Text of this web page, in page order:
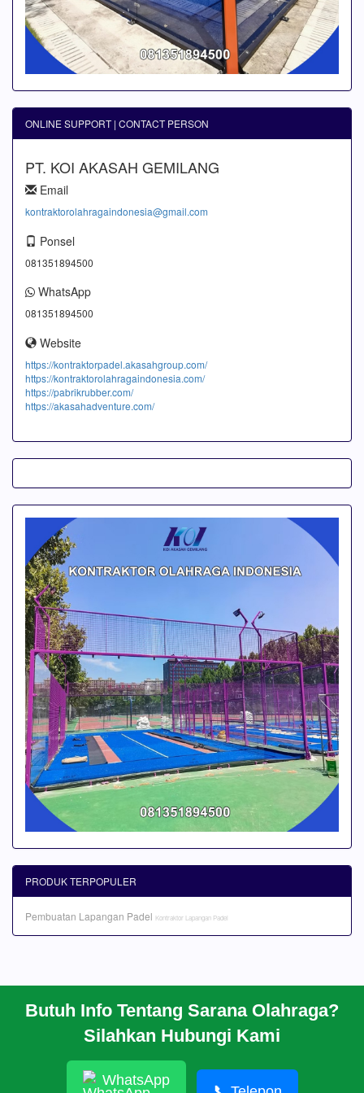
ONLINE SUPPORT | CONTACT PERSON
PT. KOI AKASAH GEMILANG
Email
kontraktorolahragaindonesia@gmail.com
Ponsel
081351894500
WhatsApp
081351894500
Website
https://kontraktorpadel.akasahgroup.com/
https://kontraktorolahragaindonesia.com/
https://pabrikrubber.com/
https://akasahadventure.com/
Butuh Info Tentang Sarana Olahraga?
Silahkan Hubungi Kami
WhatsApp
PRODUK TERPOPULER
Pembuatan Lapangan Padel Kontraktor Lapangan Padel
CARA PESAN
HUBUNGI KAMI